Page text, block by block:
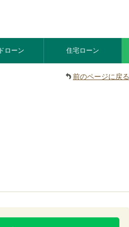
ローン 住宅ローン
前のページに戻る